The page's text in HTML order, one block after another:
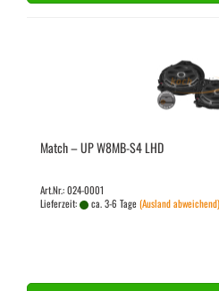
Match – UP W8MB-​S4 LHD
Art.Nr.: 024-0001
Lieferzeit:
ca. 3-6 Tage(Ausland abweichend)